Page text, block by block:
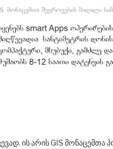
ის არის GIS